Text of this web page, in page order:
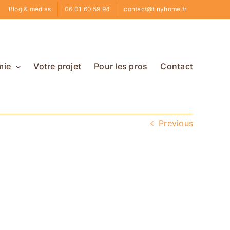
Blog & médias 06 01 60 59 94 contact@tinyhome.fr
Votre projet Pour les pros Contact
Previous